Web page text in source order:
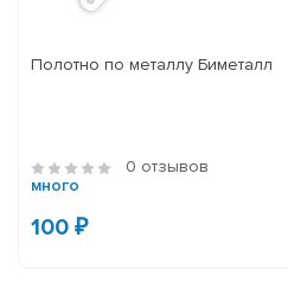
Полотно по металлу Биметалл
0 отзывов
много
100 ₽